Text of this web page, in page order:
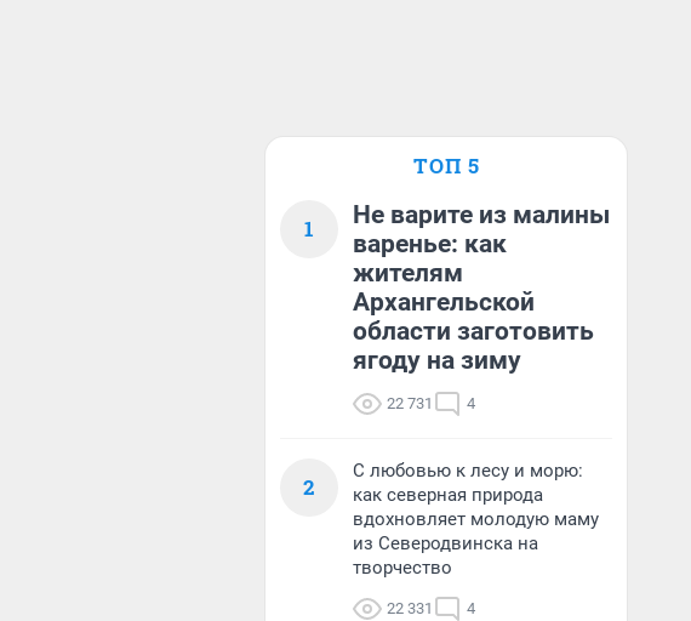
ТОП 5
1
Не варите из малины
варенье: как
жителям
Архангельской
области заготовить
ягоду на зиму
22 731 4
2
С любовью к лесу и морю:
как северная природа
вдохновляет молодую маму
из Северодвинска на
творчество
22 331 4